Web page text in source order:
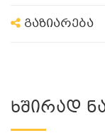
გაზიარება
Ხშირად